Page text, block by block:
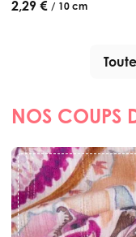
2,29 € / 10 cm
NOS COUPS